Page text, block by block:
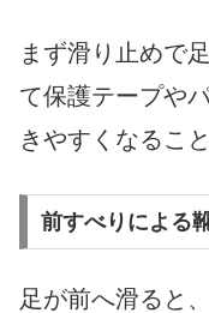
まず滑り止めで
て保護テープや
きやすくなるこ
前すべりによる
足が前へ滑ると